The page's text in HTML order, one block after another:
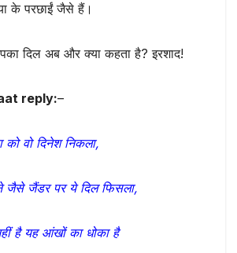
के परछाईं जैसे हैं।
दिल अब और क्या कहता है? इरशाद!
reply:–
को वो दिनेश निकला,
जैसे जैंडर पर ये दिल फिसला,
है यह आंखों का धोका है